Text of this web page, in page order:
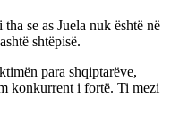
se as Juela nuk është në
shtëpisë.
para shqiptarëve,
konkurrent i fortë. Ti mezi